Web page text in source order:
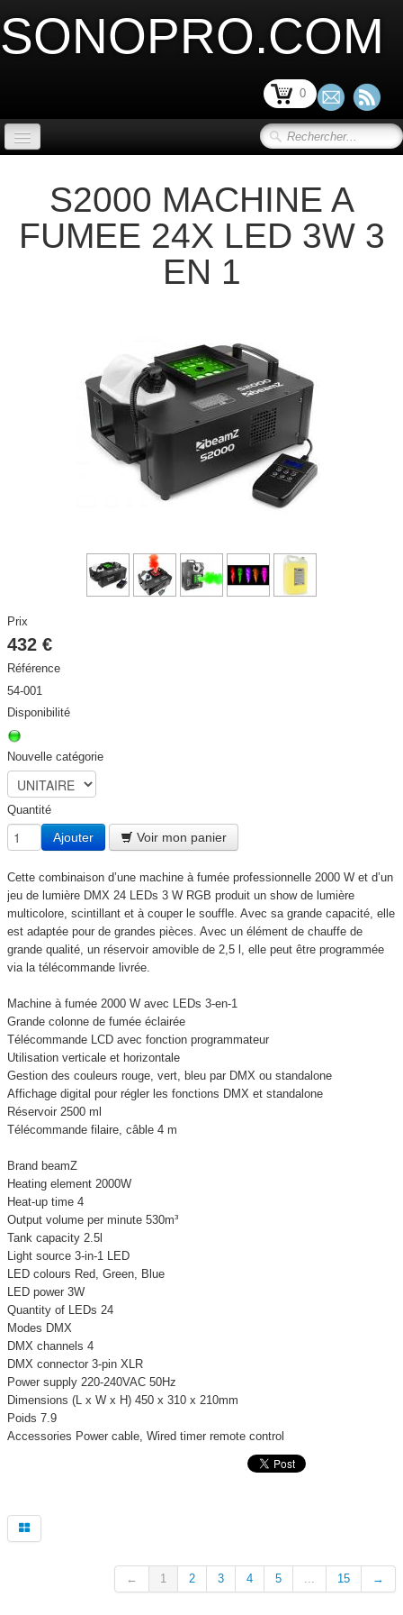
SONOPRO.COM
0
SONORISATION SCENE et VIDEO▼
LIMITATION ACOUSTIQUE▼
MICRO ET PERIPHERIQUE▼
DISCO / DJ PARTY / RADIO
ECLAIRAGE SCENE ET ARCHITECTURAL▼
HAUT PARLEURS, CÂBLES ET ACCESSOIRES▼
ACTIVITE
S2000 MACHINE A
FUMEE 24X LED 3W 3
EN 1
Prix
432 €
Référence
54-001
Disponibilité
Nouvelle catégorie
Quantité
Ajouter Voir mon panier
Cette combinaison d’une machine à fumée professionnelle 2000 W et d’un
jeu de lumière DMX 24 LEDs 3 W RGB produit un show de lumière
multicolore, scintillant et à couper le souffle. Avec sa grande capacité, elle
est adaptée pour de grandes pièces. Avec un élément de chauffe de
grande qualité, un réservoir amovible de 2,5 l, elle peut être programmée
via la télécommande livrée.
Machine à fumée 2000 W avec LEDs 3-en-1
Grande colonne de fumée éclairée
Télécommande LCD avec fonction programmateur
Utilisation verticale et horizontale
Gestion des couleurs rouge, vert, bleu par DMX ou standalone
Affichage digital pour régler les fonctions DMX et standalone
Réservoir 2500 ml
Télécommande filaire, câble 4 m
Brand beamZ
Heating element 2000W
Heat-up time 4
Output volume per minute 530m³
Tank capacity 2.5l
Light source 3-in-1 LED
LED colours Red, Green, Blue
LED power 3W
Quantity of LEDs 24
Modes DMX
DMX channels 4
DMX connector 3-pin XLR
Power supply 220-240VAC 50Hz
Dimensions (L x W x H) 450 x 310 x 210mm
Poids 7.9
Accessories Power cable, Wired timer remote control
← 1 2 3 4 5 ... 15 →